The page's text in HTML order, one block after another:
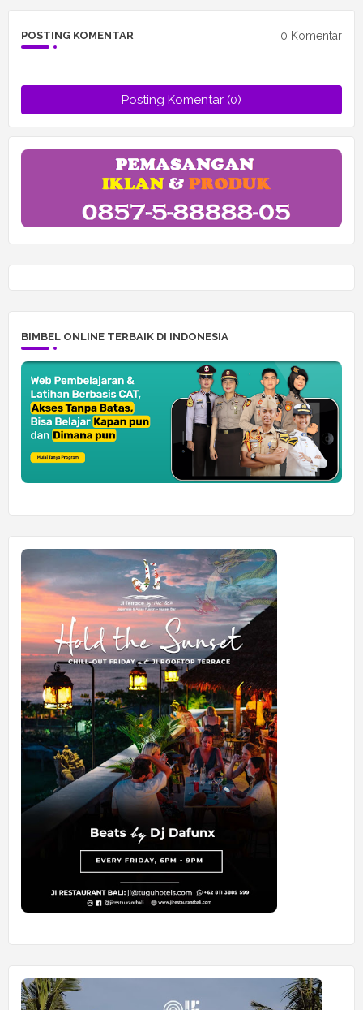
POSTING KOMENTAR 0 Komentar
Posting Komentar (0)
BIMBEL ONLINE TERBAIK DI INDONESIA